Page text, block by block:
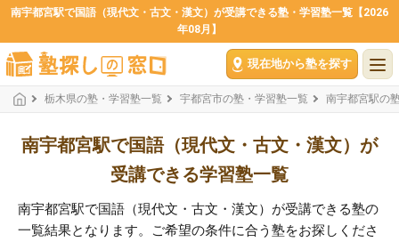
南宇都宮駅で国語（現代文・古文・漢文）が受講できる塾・学習塾一覧【2026
年08月】
現在地から塾を探す
栃木県の塾・学習塾一覧 宇都宮市の塾・学習塾一覧 南宇都宮駅の
南宇都宮駅で国語（現代文・古文・漢文）が
受講できる学習塾一覧
南宇都宮駅で国語（現代文・古文・漢文）が受講できる塾の
一覧結果となります。ご希望の条件に合う塾をお探しくださ